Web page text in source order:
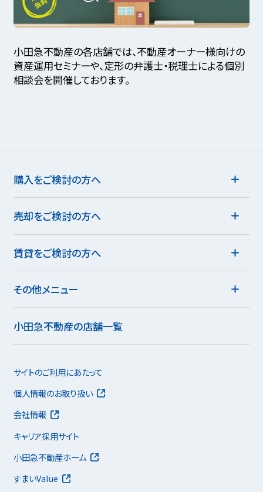
小田急不動産の各店舗では、不動産オーナー様向けの
資産運用セミナーや、定形の弁護士・税理士による個別
相談会を開催しております。
購入をご検討の方へ
売却をご検討の方へ
賃貸をご検討の方へ
その他メニュー
小田急不動産の店舗一覧
サイトのご利用にあたって
個人情報のお取り扱い
会社情報
キャリア採用サイト
小田急不動産ホーム
すまいValue